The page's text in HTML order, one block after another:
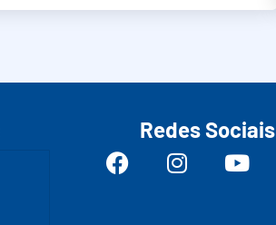
Redes Sociais